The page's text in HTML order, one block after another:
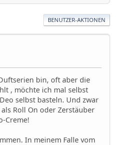
BENUTZER-AKTIONEN
bin, oft aber die
, möchte ich mal selbst
selbst basteln. Und zwar
Roll On oder Zerstäuber
Creme!
In meinem Falle vom